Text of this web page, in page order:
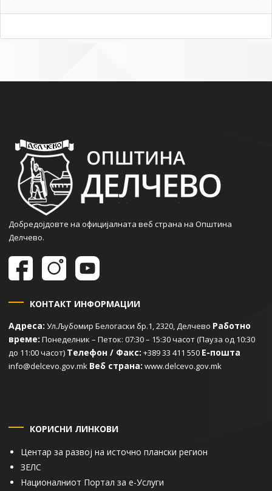
Добредојдовте на официјалната веб страна на Општина
Делчево.
КОНТАКТ ИНФОРМАЦИИ
Адреса: Ул.Љубомир Белогаски бр.1, 2320, Делчево Работно
време: Понеделник – Петок: 07:30 – 15:30 часот (Пауза од 10:30
до 11:00 часот) Телефон / Факс: +389 33 411 550 Е-пошта
info@delcevo.gov.mk Веб страна: www.delcevo.gov.mk
КОРИСНИ ЛИНКОВИ
Центар за развој на источно плански регион
ЗЕЛС
Националниот Портал за е-Услуги